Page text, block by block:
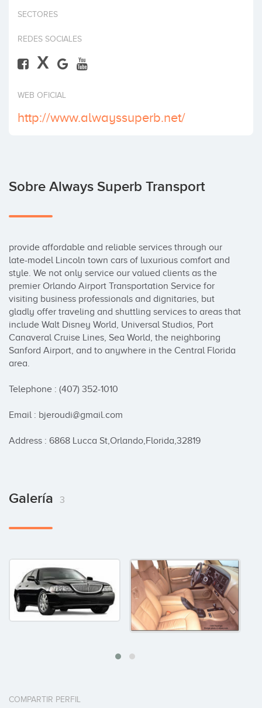
Invertir
SECTORES
REDES SOCIALES
X
WEB OFICIAL
http://www.alwayssuperb.net/
Sobre Always Superb Transport
provide affordable and reliable services through our
late-model Lincoln town cars of luxurious comfort and
style. We not only service our valued clients as the
premier Orlando Airport Transportation Service for
visiting business professionals and dignitaries, but
gladly offer traveling and shuttling services to areas that
include Walt Disney World, Universal Studios, Port
Canaveral Cruise Lines, Sea World, the neighboring
Sanford Airport, and to anywhere in the Central Florida
area.
Telephone : (407) 352-1010
Email : bjeroudi@gmail.com
Address : 6868 Lucca St,Orlando,Florida,32819
Galería 3
COMPARTIR PERFIL